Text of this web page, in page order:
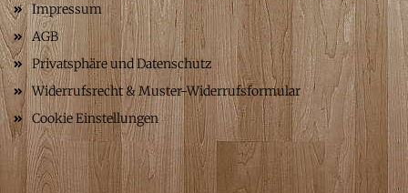
Impressum
AGB
Privatsphäre und Datenschutz
Widerrufsrecht & Muster-Widerrufsformular
Cookie Einstellungen